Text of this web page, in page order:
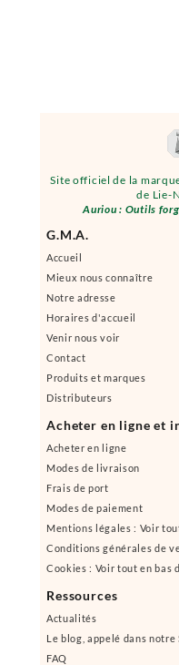
Site officiel de la
de Lie-
Auriou : Outils
G.M.A.
Accueil
Mieux nous connaître
Notre adresse
Horaires d'accueil
Venir nous voir
Contact
Produits et marques
Distributeurs
Acheter en ligne et
Acheter en ligne
Modes de livraison
Frais de port
Modes de paiement
Mentions légales : Voir
Conditions générales de
Cookies : Voir tout en bas
Ressources
Actualités
Le blog, appelé dans
FAQ